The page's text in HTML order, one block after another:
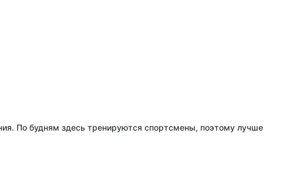
По будням здесь тренируются спортсмены, поэтому лучше